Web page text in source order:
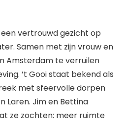
vertrouwd gezicht op
Samen met zijn vrouw en
Amsterdam te verruilen
’t Gooi staat bekend als
met sfeervolle dorpen
Laren. Jim en Bettina
ze zochten: meer ruimte